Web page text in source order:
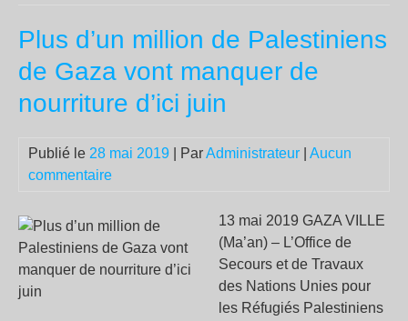
Plus d’un million de Palestiniens
de Gaza vont manquer de
nourriture d’ici juin
Publié le 28 mai 2019 | ParAdministrateur
Aucun
commentaire
13 mai 2019 GAZA VILLE
(Ma’an) – L’Office de
Secours et de Travaux
des Nations Unies pour
les Réfugiés Palestiniens